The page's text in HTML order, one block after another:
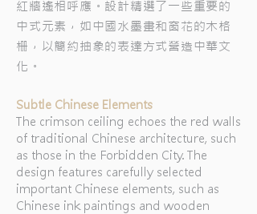
紅牆遙相呼應。設計精選了一些重要的
中式元素，如中國水墨畫和窗花的木格
栅，以簡約抽象的表達方式營造中華文
化。
Subtle Chinese Elements
The crimson ceiling echoes the red walls
of traditional Chinese architecture, such
as those in the Forbidden City. The
design features carefully selected
important Chinese elements, such as
Chinese ink paintings and wooden